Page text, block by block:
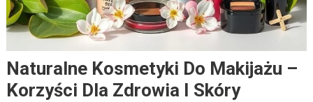
Naturalne Kosmetyki Do Makijażu –
Korzyści Dla Zdrowia I Skóry